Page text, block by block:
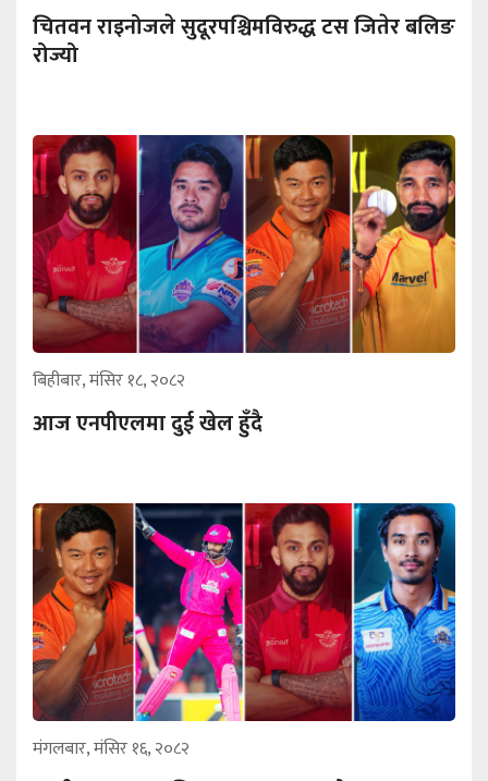
चितवन राइनोजले सुदूरपश्चिमविरुद्ध टस जितेर बलिङ
रोज्यो
बिहीबार, मंसिर १८, २०८२
आज एनपीएलमा दुई खेल हुँदै
मंगलबार, मंसिर १६, २०८२